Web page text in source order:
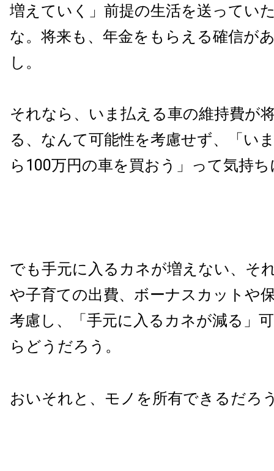
増えていく」前提の生活を送ってい
な。将来も、年金をもらえる確信が
し。
それなら、いま払える車の維持費が
る、なんて可能性を考慮せず、「い
ら100万円の車を買おう」って気持
でも手元に入るカネが増えない、そ
や子育ての出費、ボーナスカットや
考慮し、「手元に入るカネが減る」
らどうだろう。
おいそれと、モノを所有できるだろ